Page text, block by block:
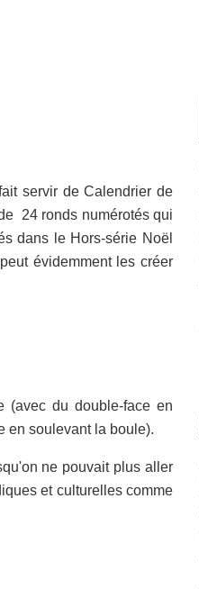
servir de Calendrier de
24 ronds numérotés qui
dans le Hors-série Noël
évidemment les créer
(avec du double-face en
en soulevant la boule).
ne pouvait plus aller
et culturelles comme